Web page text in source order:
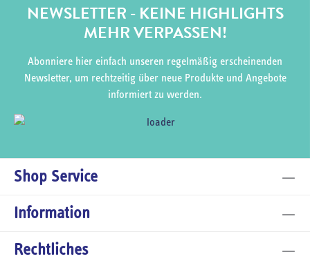
NEWSLETTER - KEINE HIGHLIGHTS
MEHR VERPASSEN!
Abonniere hier einfach unseren regelmäßig erscheinenden
Newsletter, um rechtzeitig über neue Produkte und Angebote
informiert zu werden.
Shop Service
Information
Rechtliches